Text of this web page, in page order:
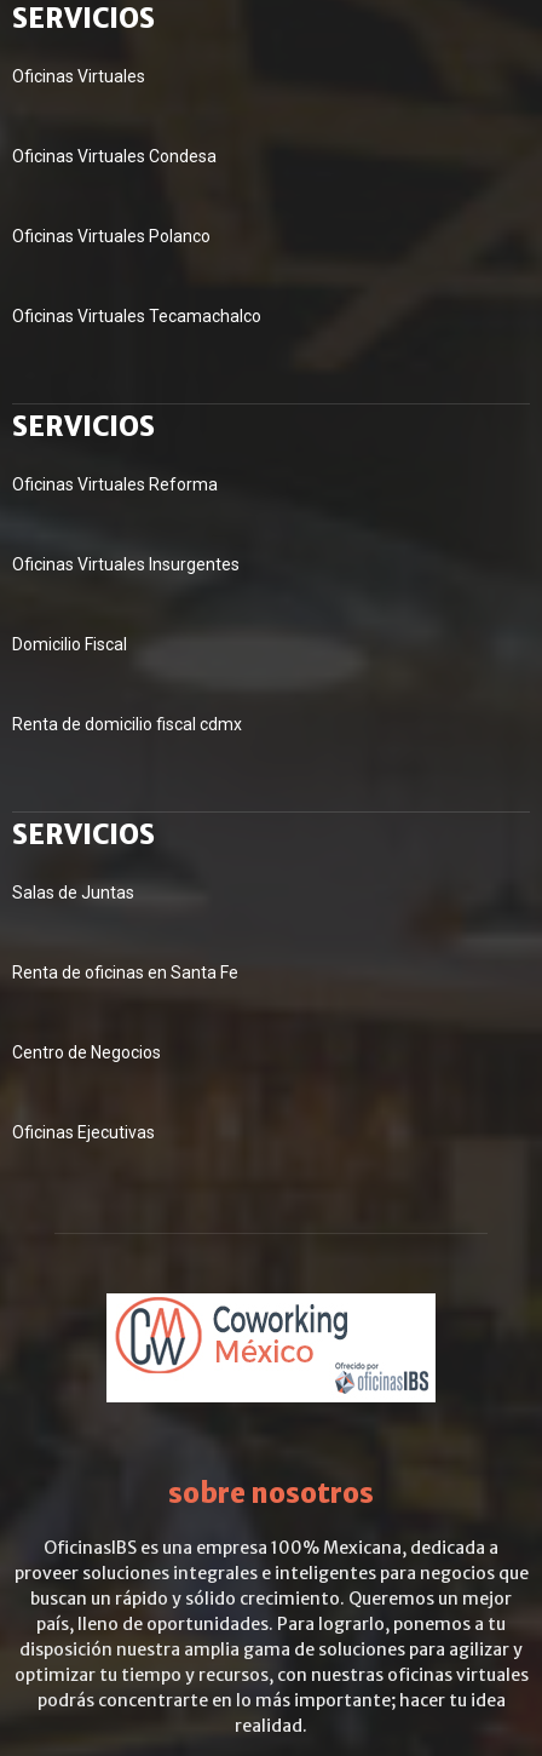
SERVICIOS
Oficinas Virtuales
Oficinas Virtuales Condesa
Oficinas Virtuales Polanco
Oficinas Virtuales Tecamachalco
SERVICIOS
Oficinas Virtuales Reforma
Oficinas Virtuales Insurgentes
Domicilio Fiscal
Renta de domicilio fiscal cdmx
SERVICIOS
Salas de Juntas
Renta de oficinas en Santa Fe
Centro de Negocios
Oficinas Ejecutivas
sobre nosotros
OficinasIBS es una empresa 100% Mexicana, dedicada a
proveer soluciones integrales e inteligentes para negocios que
buscan un rápido y sólido crecimiento. Queremos un mejor
país, lleno de oportunidades. Para lograrlo, ponemos a tu
disposición nuestra amplia gama de soluciones para agilizar y
optimizar tu tiempo y recursos, con nuestras oficinas virtuales
podrás concentrarte en lo más importante; hacer tu idea
realidad.